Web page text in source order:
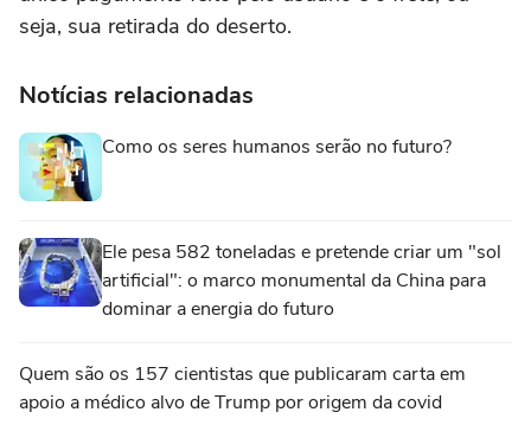
seja, sua retirada do deserto.
Notícias relacionadas
Como os seres humanos serão no futuro?
Ele pesa 582 toneladas e pretende criar um "sol
artificial": o marco monumental da China para
dominar a energia do futuro
Quem são os 157 cientistas que publicaram carta em
apoio a médico alvo de Trump por origem da covid